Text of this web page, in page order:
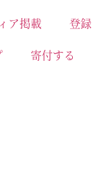
ア掲載 登録
寄付する